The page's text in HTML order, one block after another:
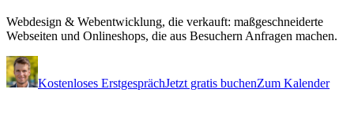
Webdesign & Webentwicklung, die verkauft: maßgeschneiderte
Webseiten und Onlineshops, die aus Besuchern Anfragen machen.
Kostenloses ErstgesprächJetzt gratis buchenZum Kalender